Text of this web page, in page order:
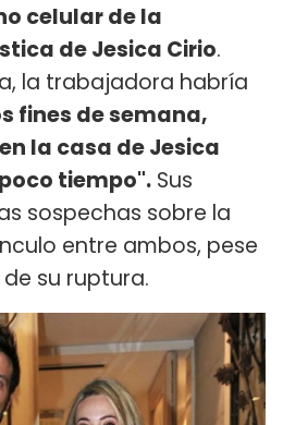
celular de la
de Jesica Cirio.
la trabajadora habría
fines de semana,
la casa de Jesica
tiempo". Sus
sospechas sobre la
entre ambos, pese
su ruptura.